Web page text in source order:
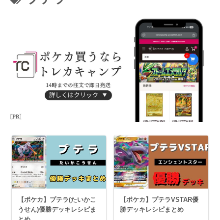
【ポケカ】プテラ(たいかこ
うせん)優勝デッキレシピま
【ポケカ】プテラVSTAR優
勝デッキレシピまとめ